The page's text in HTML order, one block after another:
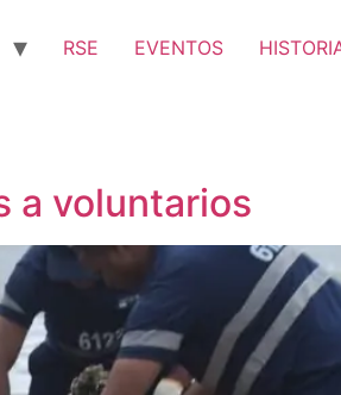
RSE EVENTOS
a voluntarios